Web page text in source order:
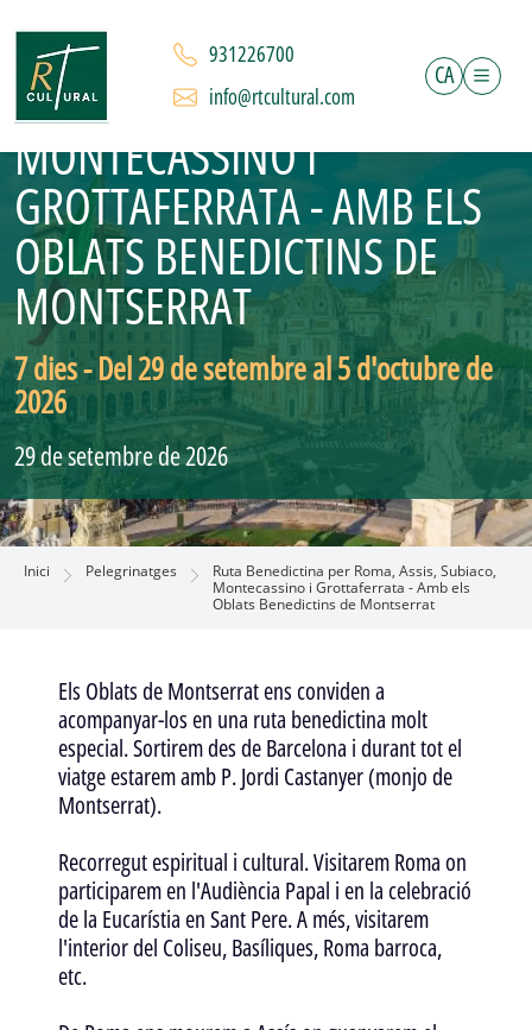
931226700
info@rtcultural.com
CA
RUTA BENEDICTINA PER
ROMA, ASSIS, SUBIACO,
MONTECASSINO I
GROTTAFERRATA - AMB ELS
OBLATS BENEDICTINS DE
MONTSERRAT
7 dies - Del 29 de setembre al 5 d'octubre de
2026
29 de setembre de 2026
Inici Pelegrinatges
Ruta Benedictina per Roma, Assis, Subiaco,
Montecassino i Grottaferrata - Amb els
Oblats Benedictins de Montserrat
Els Oblats de Montserrat ens conviden a
acompanyar-los en una ruta benedictina molt
especial. Sortirem des de Barcelona i durant tot el
viatge estarem amb P. Jordi Castanyer (monjo de
Montserrat).
Recorregut espiritual i cultural. Visitarem Roma on
participarem en l'Audiència Papal i en la celebració
de la Eucarístia en Sant Pere. A més, visitarem
l'interior del Coliseu, Basíliques, Roma barroca,
etc.